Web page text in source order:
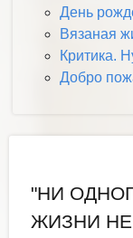
День
Вязаная
Критика.
Добро
"НИ
ЖИЗНИ